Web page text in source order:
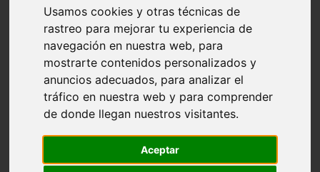
Usamos cookies y otras técnicas de
rastreo para mejorar tu experiencia de
navegación en nuestra web, para
mostrarte contenidos personalizados y
anuncios adecuados, para analizar el
tráfico en nuestra web y para comprender
de donde llegan nuestros visitantes.
Aceptar
Málaga - júzcar
Huesca - alquézar
Huesca - castejón-de-sos
Lleida - alt-àneu
Córdoba - almedinilla
Navarra - zangoza
Cantabria - arenas-de-iguña
Barcelona - la-pobla-de-lillet
Murcia - cartagena
Madrid - nuevo-baztán